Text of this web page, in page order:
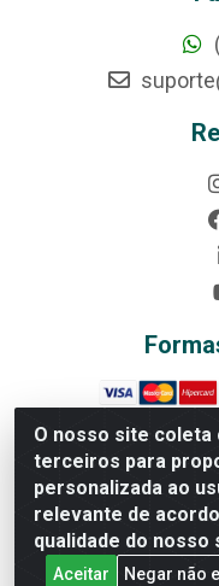
O nosso site
terceiros para
personalizada ao
relevante de
qualidade do nosso
Aceitar Negar não
Rede Brasil -
Américas II Etapa
CNPJ